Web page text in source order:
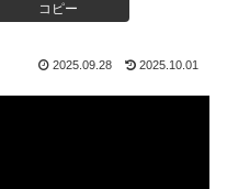
コピー
2025.09.28 2025.10.01